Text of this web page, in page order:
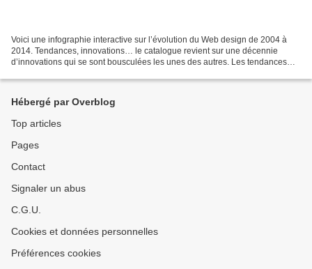
Voici une infographie interactive sur l’évolution du Web design de 2004 à
2014. Tendances, innovations… le catalogue revient sur une décennie
d’innovations qui se sont bousculées les unes des autres. Les tendances
Hébergé par Overblog
Top articles
Pages
Contact
Signaler un abus
C.G.U.
Cookies et données personnelles
Préférences cookies